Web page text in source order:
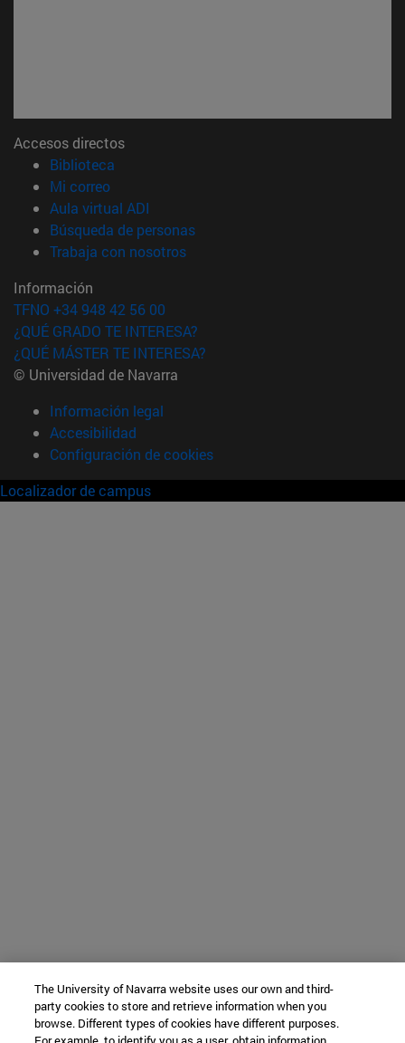
Accesos directos
Biblioteca
Mi correo(abre en nueva ventana)
Aula virtual ADI
Búsqueda de personas(abre en nueva ventana)
Trabaja con nosotros(abre en nueva ventana)
Información
TFNO +34 948 42 56 00
¿QUÉ GRADO TE INTERESA?
¿QUÉ MÁSTER TE INTERESA?
© Universidad de Navarra
Información legal
Accesibilidad
Configuración de cookies
Localizador de campus
The University of Navarra website uses our own and third-
party cookies to store and retrieve information when you
browse. Different types of cookies have different purposes.